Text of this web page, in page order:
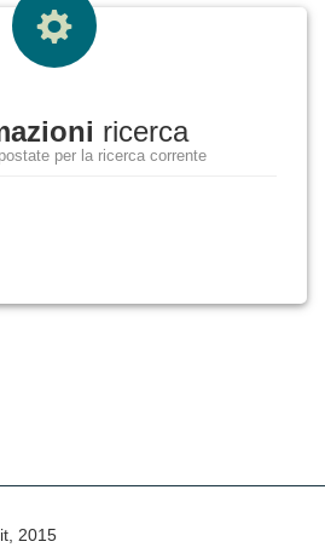
ricerca
per la ricerca corrente
2015